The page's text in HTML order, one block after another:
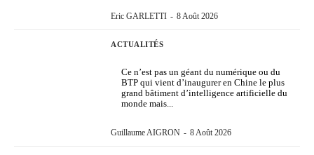
Eric GARLETTI - 8 Août 2026
ACTUALITÉS
Ce n’est pas un géant du numérique ou du
BTP qui vient d’inaugurer en Chine le plus
grand bâtiment d’intelligence artificielle du
monde mais...
Guillaume AIGRON - 8 Août 2026